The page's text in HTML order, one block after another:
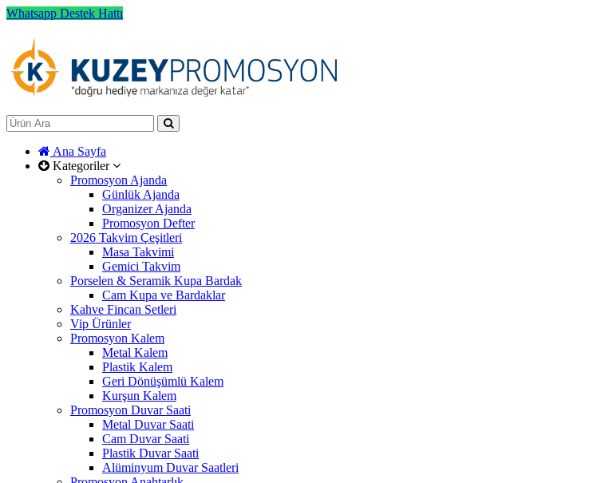
Whatsapp Destek Hattı
Ana Sayfa
Kategoriler
Promosyon Ajanda
Günlük Ajanda
Organizer Ajanda
Promosyon Defter
2026 Takvim Çeşitleri
Masa Takvimi
Gemici Takvim
Porselen & Seramik Kupa Bardak
Cam Kupa ve Bardaklar
Kahve Fincan Setleri
Vip Ürünler
Promosyon Kalem
Metal Kalem
Plastik Kalem
Geri Dönüşümlü Kalem
Kurşun Kalem
Promosyon Duvar Saati
Metal Duvar Saati
Cam Duvar Saati
Plastik Duvar Saati
Alüminyum Duvar Saatleri